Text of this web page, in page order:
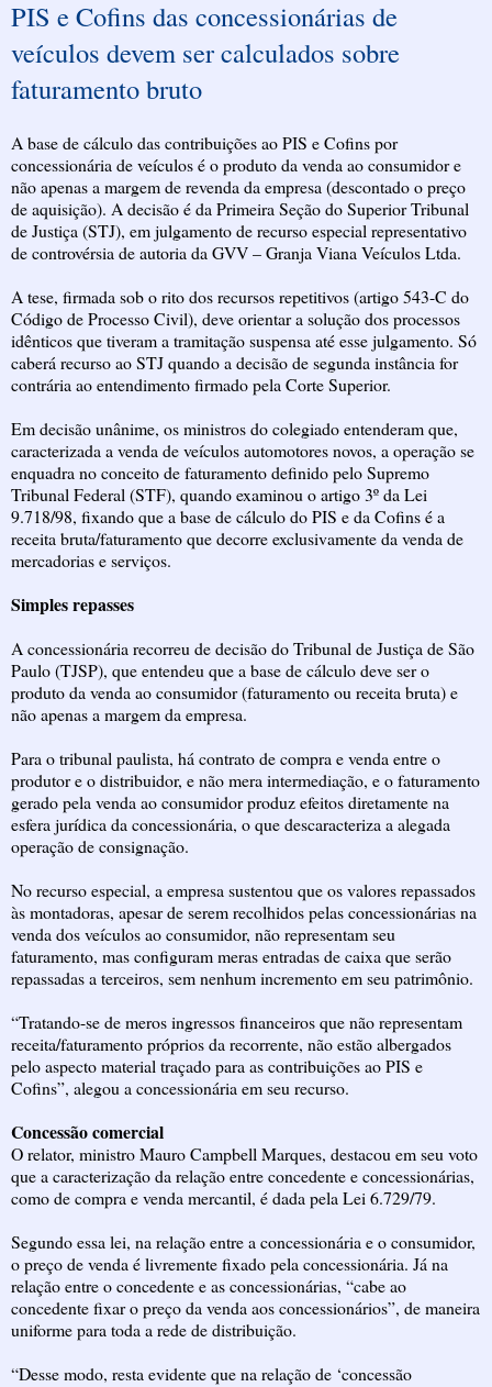
PIS e Cofins das concessionárias de
veículos devem ser calculados sobre
faturamento bruto
A base de cálculo das contribuições ao PIS e Cofins por
concessionária de veículos é o produto da venda ao consumidor e
não apenas a margem de revenda da empresa (descontado o preço
de aquisição). A decisão é da Primeira Seção do Superior Tribunal
de Justiça (STJ), em julgamento de recurso especial representativo
de controvérsia de autoria da GVV – Granja Viana Veículos Ltda.
A tese, firmada sob o rito dos recursos repetitivos (artigo 543-C do
Código de Processo Civil), deve orientar a solução dos processos
idênticos que tiveram a tramitação suspensa até esse julgamento. Só
caberá recurso ao STJ quando a decisão de segunda instância for
contrária ao entendimento firmado pela Corte Superior.
Em decisão unânime, os ministros do colegiado entenderam que,
caracterizada a venda de veículos automotores novos, a operação se
enquadra no conceito de faturamento definido pelo Supremo
Tribunal Federal (STF), quando examinou o artigo 3º da Lei
9.718/98, fixando que a base de cálculo do PIS e da Cofins é a
receita bruta/faturamento que decorre exclusivamente da venda de
mercadorias e serviços.
Simples repasses
A concessionária recorreu de decisão do Tribunal de Justiça de São
Paulo (TJSP), que entendeu que a base de cálculo deve ser o
produto da venda ao consumidor (faturamento ou receita bruta) e
não apenas a margem da empresa.
Para o tribunal paulista, há contrato de compra e venda entre o
produtor e o distribuidor, e não mera intermediação, e o faturamento
gerado pela venda ao consumidor produz efeitos diretamente na
esfera jurídica da concessionária, o que descaracteriza a alegada
operação de consignação.
No recurso especial, a empresa sustentou que os valores repassados
às montadoras, apesar de serem recolhidos pelas concessionárias na
venda dos veículos ao consumidor, não representam seu
faturamento, mas configuram meras entradas de caixa que serão
repassadas a terceiros, sem nenhum incremento em seu patrimônio.
“Tratando-se de meros ingressos financeiros que não representam
receita/faturamento próprios da recorrente, não estão albergados
pelo aspecto material traçado para as contribuições ao PIS e
Cofins”, alegou a concessionária em seu recurso.
Concessão comercial
O relator, ministro Mauro Campbell Marques, destacou em seu voto
que a caracterização da relação entre concedente e concessionárias,
como de compra e venda mercantil, é dada pela Lei 6.729/79.
Segundo essa lei, na relação entre a concessionária e o consumidor,
o preço de venda é livremente fixado pela concessionária. Já na
relação entre o concedente e as concessionárias, “cabe ao
concedente fixar o preço da venda aos concessionários”, de maneira
uniforme para toda a rede de distribuição.
“Desse modo, resta evidente que na relação de ‘concessão